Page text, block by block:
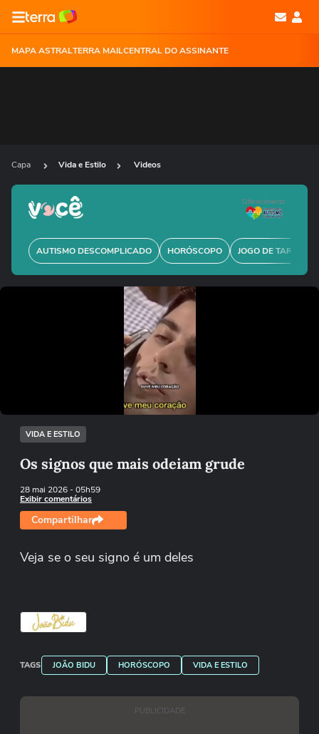
MAPA ASTRALTERRA MAILCENTRAL DO ASSINANTE
Capa Vida e Estilo Videos
AUTISMO DESCOMPLICADO HORÓSCOPO JOGO DE TARÔ
Oferecimento
Não foi possível reproduzir o vídeo
Tentar novamente
VIDA E ESTILO
Os signos que mais odeiam grude
28 mai 2026- 05h59
Exibir comentários
Compartilhar
Veja se o seu signo é um deles
TAGS JOÃO BIDU HORÓSCOPO VIDA E ESTILO
PUBLICIDADE